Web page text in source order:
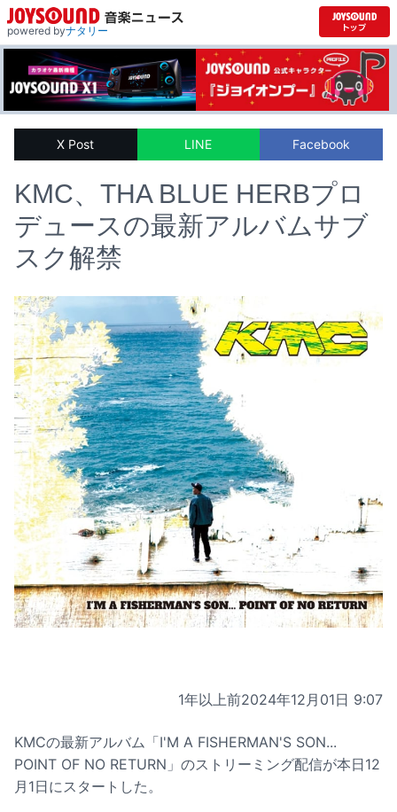
powered byナタリー
X Post LINE Facebook
KMC、THA BLUE HERBプロ
デュースの最新アルバムサブ
スク解禁
1年以上前2024年12月01日 9:07
KMCの最新アルバム「I'M A FISHERMAN'S SON...
POINT OF NO RETURN」のストリーミング配信が本日12
月1日にスタートした。